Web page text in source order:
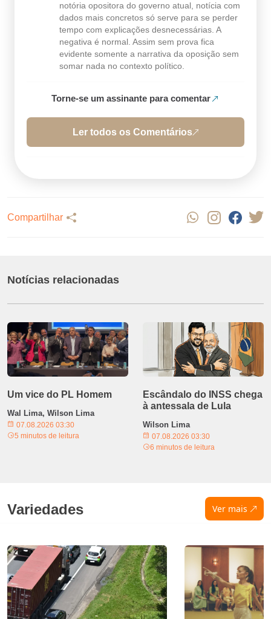
notória opositora do governo atual, notícia com
dados mais concretos só serve para se perder
tempo com explicações desnecessárias. A
negativa é normal. Assim sem prova fica
evidente somente a narrativa da oposição sem
somar nada no contexto político.
Torne-se um assinante para comentar
Ler todos os Comentários
Compartilhar
Notícias relacionadas
Um vice do PL Homem
Wal Lima, Wilson Lima
07.08.2026 03:30
5 minutos de leitura
Escândalo do INSS chega
à antessala de Lula
Wilson Lima
07.08.2026 03:30
6 minutos de leitura
Variedades Ver mais